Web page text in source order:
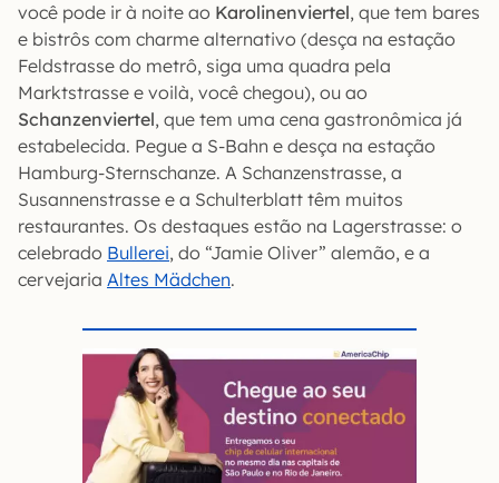
você pode ir à noite ao Karolinenviertel, que tem bares
e bistrôs com charme alternativo (desça na estação
Feldstrasse do metrô, siga uma quadra pela
Marktstrasse e voilà, você chegou), ou ao
Schanzenviertel, que tem uma cena gastronômica já
estabelecida. Pegue a S-Bahn e desça na estação
Hamburg-Sternschanze. A Schanzenstrasse, a
Susannenstrasse e a Schulterblatt têm muitos
restaurantes. Os destaques estão na Lagerstrasse: o
celebrado Bullerei, do “Jamie Oliver” alemão, e a
cervejaria Altes Mädchen.